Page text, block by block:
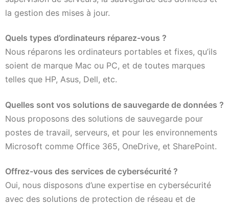
la gestion des mises à jour.
Quels types d’ordinateurs réparez-vous ?
Nous réparons les ordinateurs portables et fixes, qu’ils
soient de marque Mac ou PC, et de toutes marques
telles que HP, Asus, Dell, etc.
Quelles sont vos solutions de sauvegarde de données ?
Nous proposons des solutions de sauvegarde pour
postes de travail, serveurs, et pour les environnements
Microsoft comme Office 365, OneDrive, et SharePoint.
Offrez-vous des services de cybersécurité ?
Oui, nous disposons d’une expertise en cybersécurité
avec des solutions de protection de réseau et de